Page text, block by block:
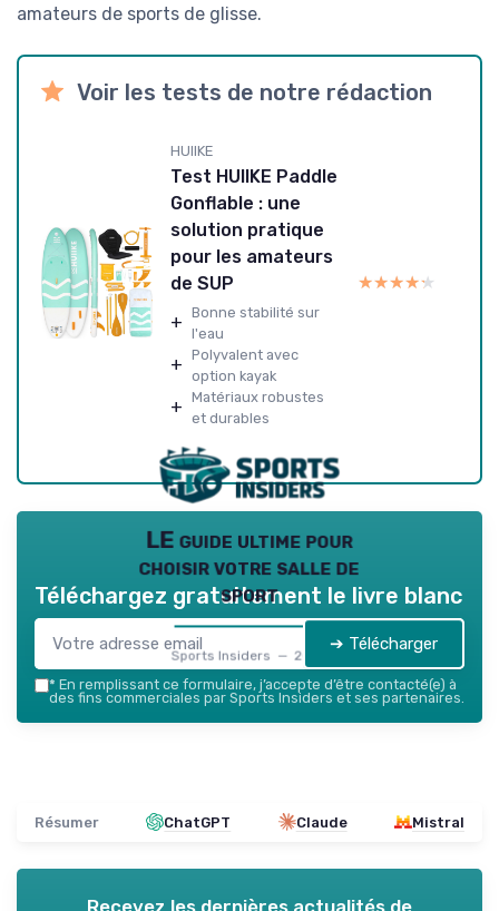
amateurs de sports de glisse.
Voir les tests de notre rédaction
HUIIKE
Test HUIIKE Paddle
Gonflable : une
solution pratique
pour les amateurs
de SUP
+ Bonne stabilité sur
l'eau
+ Polyvalent avec
option kayak
+ Matériaux robustes
et durables
★★★★★
★★★★★
LE guide ultime pour
choisir votre salle de
sport
Sports Insiders — 2026
Téléchargez gratuitement le livre blanc
➔ Télécharger
* En remplissant ce formulaire, j’accepte d’être contacté(e) à
des fins commerciales par Sports Insiders et ses partenaires.
Résumer ChatGPT Claude Mistral
Recevez les dernières actualités de